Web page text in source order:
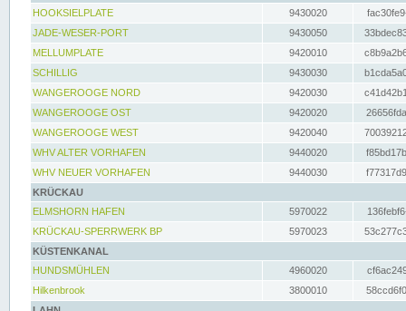
HOOKSIELPLATE
9430020
JADE-WESER-PORT
9430050
MELLUMPLATE
9420010
SCHILLIG
9430030
WANGEROOGE NORD
9420030
WANGEROOGE OST
9420020
WANGEROOGE WEST
9420040
WHV ALTER VORHAFEN
9440020
WHV NEUER VORHAFEN
9440030
KRÜCKAU
ELMSHORN HAFEN
5970022
KRÜCKAU-SPERRWERK BP
5970023
KÜSTENKANAL
HUNDSMÜHLEN
4960020
Hilkenbrook
3800010